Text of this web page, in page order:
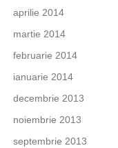
aprilie 2014
martie 2014
februarie 2014
ianuarie 2014
decembrie 2013
noiembrie 2013
septembrie 2013